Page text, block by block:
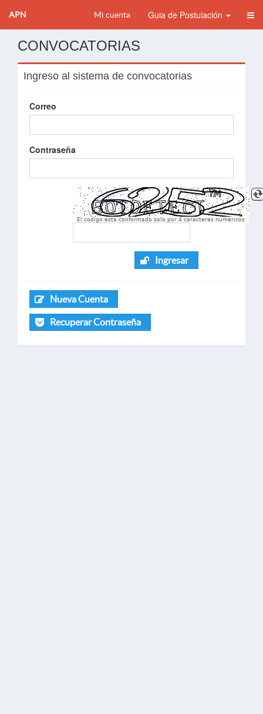
APN Mi cuenta Guia de Postulación
CONVOCATORIAS
Ingreso al sistema de convocatorias
Correo
Contraseña
El codigo esta conformado solo por 4 caracteres numèricos
Ingresar
Nueva Cuenta
Recuperar Contraseña